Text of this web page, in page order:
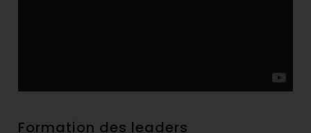
Formation des leaders